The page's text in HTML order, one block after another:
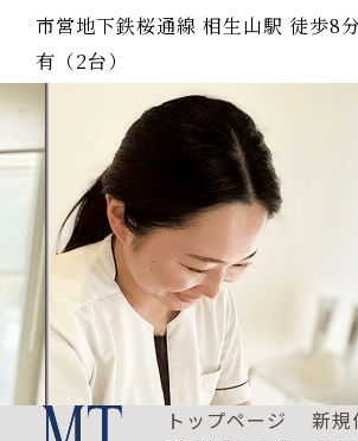
市営地下鉄桜通線 相生山駅 徒歩8
有（2台）
トップページ
新規